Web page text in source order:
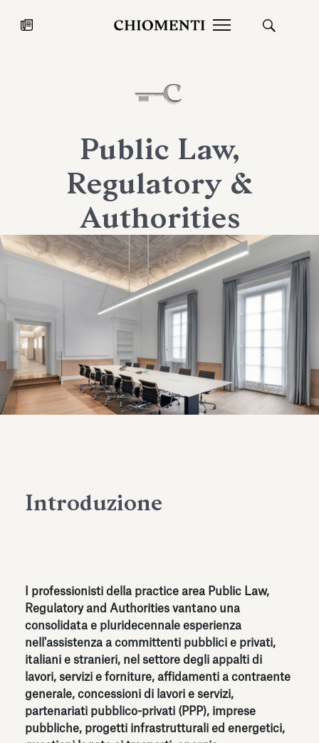
Fondazione Torlonia inaugura la
mostra Marmora Romana
ampliando gli spazi espositivi
dell’Antiquarium di Villa Albani
Torlonia
Leggi tutto
Chiomenti
EcoVadis
Public Law,
Regulatory &
Authorities
Introduzione
I professionisti della practice area Public Law,
Regulatory and Authorities vantano una
consolidata e pluridecennale esperienza
nell'assistenza a committenti pubblici e privati,
italiani e stranieri, nel settore degli appalti di
lavori, servizi e forniture, affidamenti a contraente
generale, concessioni di lavori e servizi,
partenariati pubblico-privati (PPP), imprese
pubbliche, progetti infrastrutturali ed energetici,